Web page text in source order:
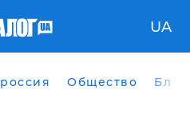
UA
россия Общество